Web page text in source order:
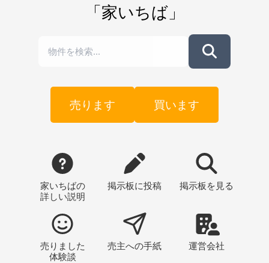
「家いちば」
売ります 買います
家いちばの
詳しい説明
掲示板に投稿 掲示板 を見る
売りました
体験談
売主への手紙 運営会社